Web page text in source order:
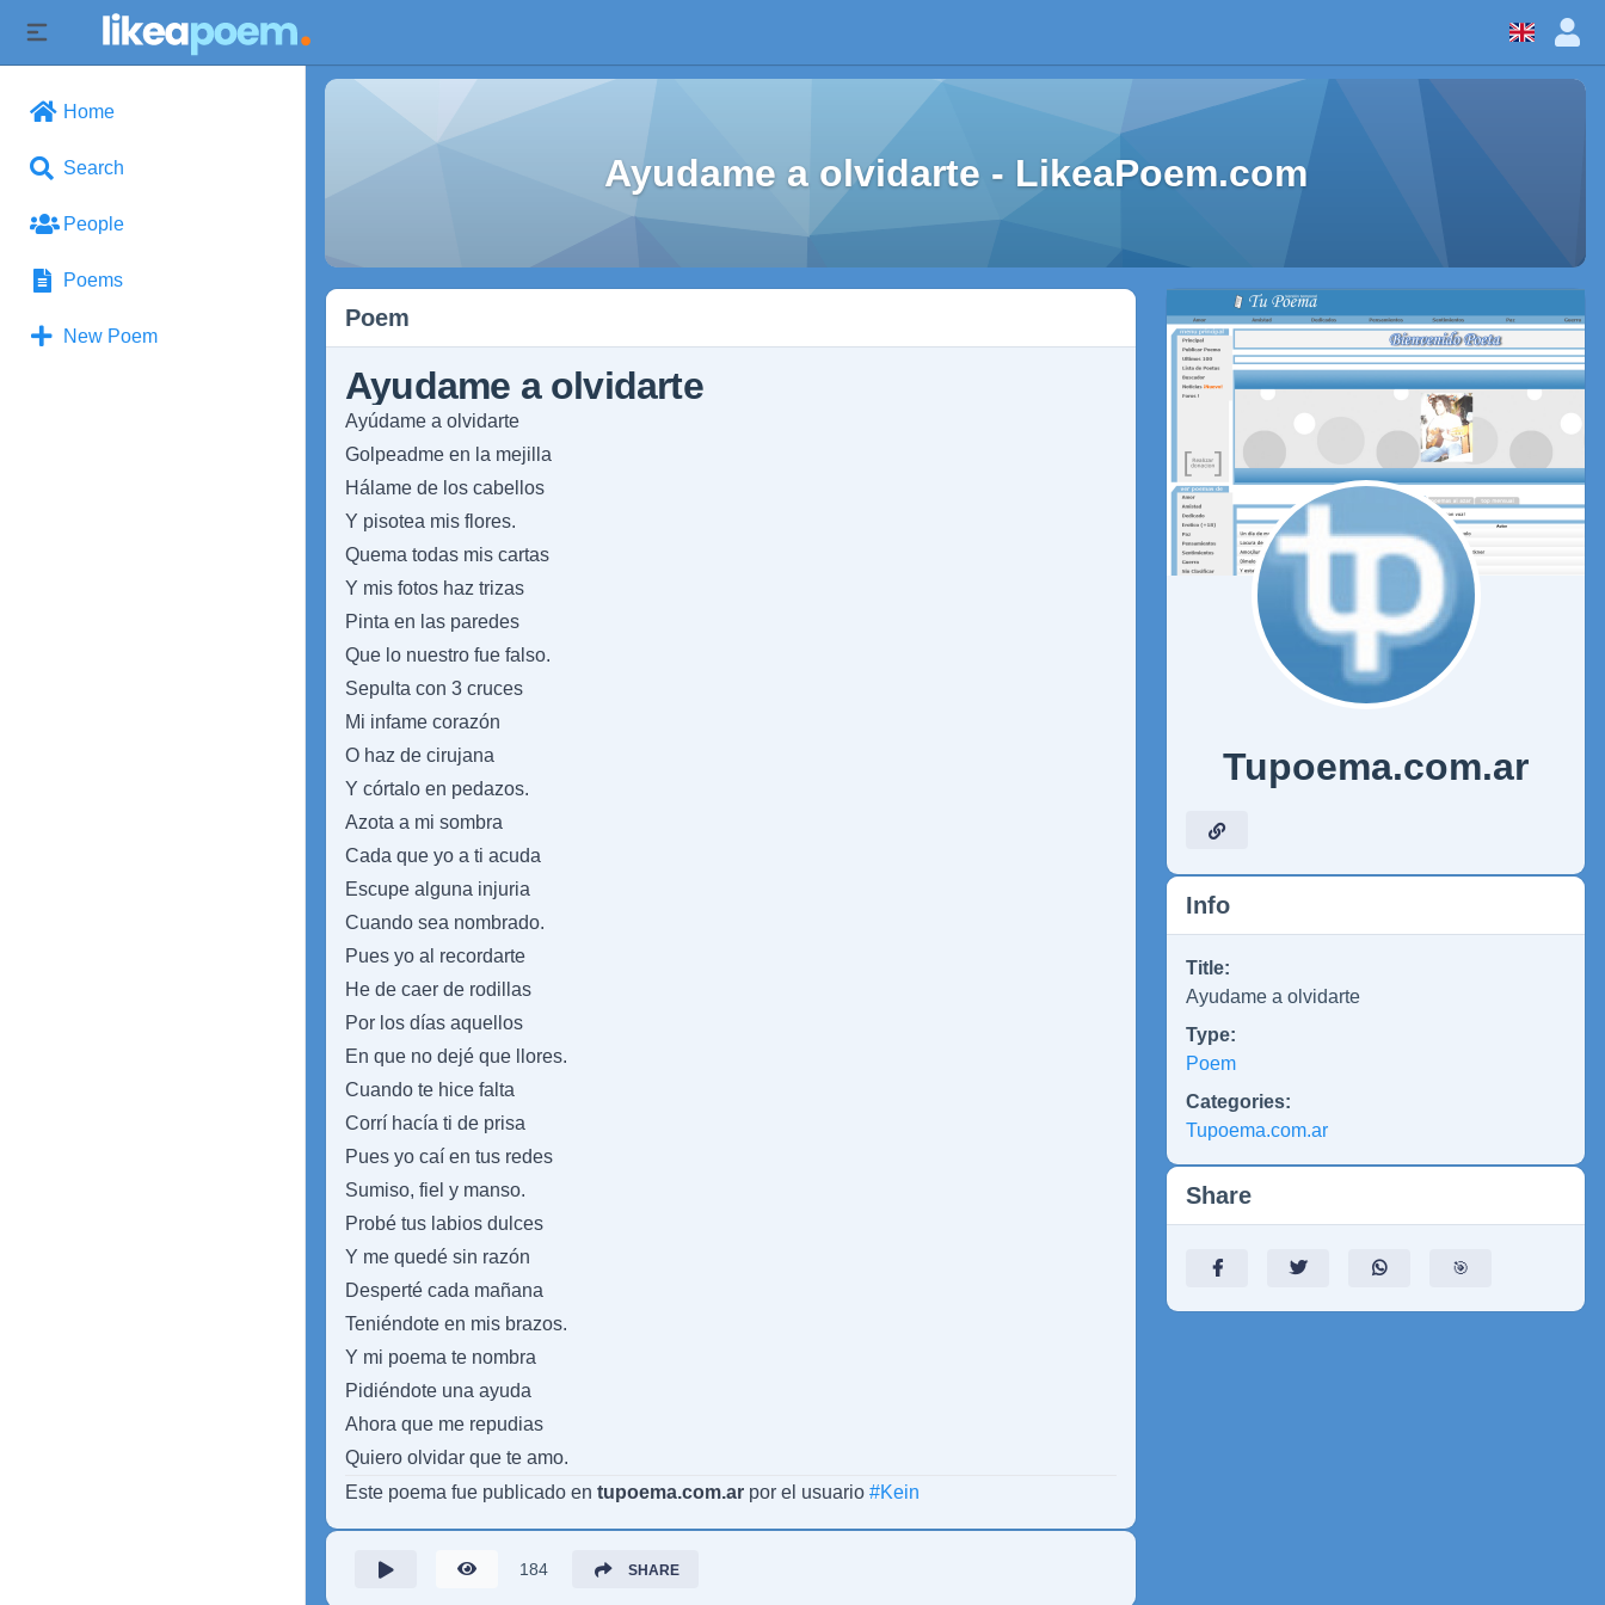
Home
Search
People
Poems
New Poem
Ayudame a olvidarte - LikeaPoem.com
Poem
Ayudame a olvidarte
Ayúdame a olvidarte
Golpeadme en la mejilla
Hálame de los cabellos
Y pisotea mis flores.
Quema todas mis cartas
Y mis fotos haz trizas
Pinta en las paredes
Que lo nuestro fue falso.
Sepulta con 3 cruces
Mi infame corazón
O haz de cirujana
Y córtalo en pedazos.
Azota a mi sombra
Cada que yo a ti acuda
Escupe alguna injuria
Cuando sea nombrado.
Pues yo al recordarte
He de caer de rodillas
Por los días aquellos
En que no dejé que llores.
Cuando te hice falta
Corrí hacía ti de prisa
Pues yo caí en tus redes
Sumiso, fiel y manso.
Probé tus labios dulces
Y me quedé sin razón
Desperté cada mañana
Teniéndote en mis brazos.
Y mi poema te nombra
Pidiéndote una ayuda
Ahora que me repudias
Quiero olvidar que te amo.
Este poema fue publicado en tupoema.com.ar por el usuario #Kein
184 SHARE
Tupoema.com.ar
Info
Title:
Ayudame a olvidarte
Type:
Poem
Categories:
Tupoema.com.ar
Share
🎯